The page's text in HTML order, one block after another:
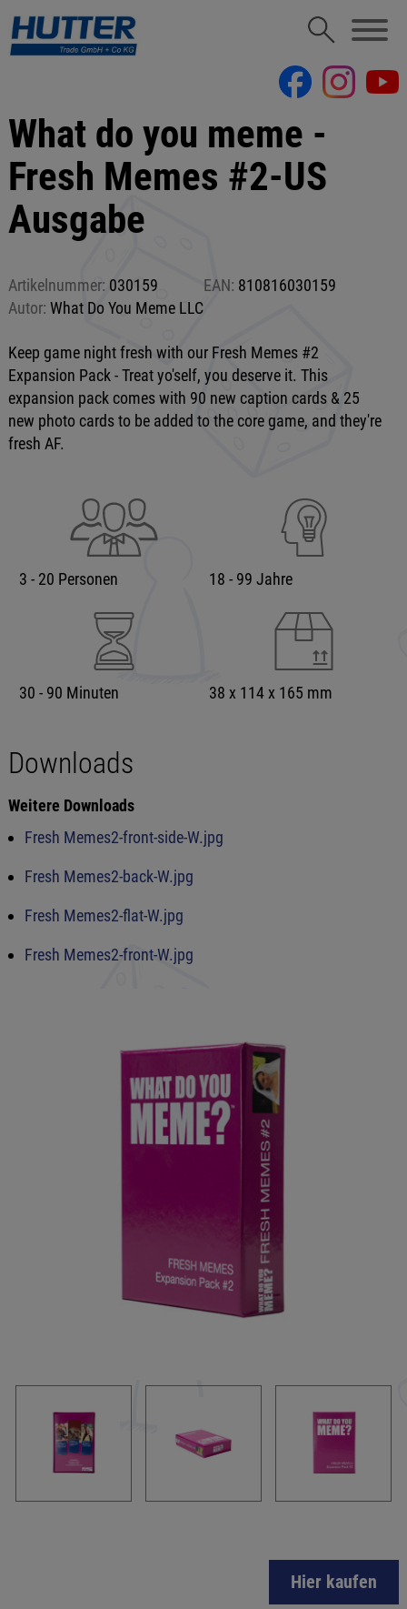
What do you meme -
Fresh Memes #2-US
Ausgabe
Artikelnummer: 030159 EAN: 810816030159
Autor: What Do You Meme LLC
Keep game night fresh with our Fresh Memes #2
Expansion Pack - Treat yo'self, you deserve it. This
expansion pack comes with 90 new caption cards & 25
new photo cards to be added to the core game, and they're
fresh AF.
3 - 20 Personen 18 - 99 Jahre
30 - 90 Minuten 38 x 114 x 165 mm
Downloads
Weitere Downloads
Fresh Memes2-front-side-W.jpg
Fresh Memes2-back-W.jpg
Fresh Memes2-flat-W.jpg
Fresh Memes2-front-W.jpg
Hier kaufen